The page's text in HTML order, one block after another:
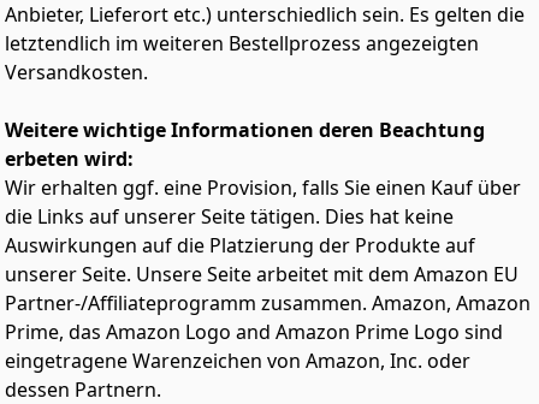
Anbieter, Lieferort etc.) unterschiedlich sein. Es gelten die
letztendlich im weiteren Bestellprozess angezeigten
Versandkosten.
Weitere wichtige Informationen deren Beachtung
erbeten wird:
Wir erhalten ggf. eine Provision, falls Sie einen Kauf über
die Links auf unserer Seite tätigen. Dies hat keine
Auswirkungen auf die Platzierung der Produkte auf
unserer Seite. Unsere Seite arbeitet mit dem Amazon EU
Partner-/Affiliateprogramm zusammen. Amazon, Amazon
Prime, das Amazon Logo and Amazon Prime Logo sind
eingetragene Warenzeichen von Amazon, Inc. oder
dessen Partnern.